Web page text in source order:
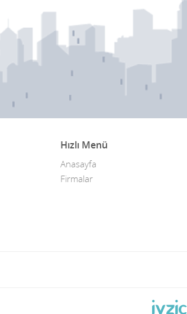
Hızlı Menü
Anasayfa
Firmalar